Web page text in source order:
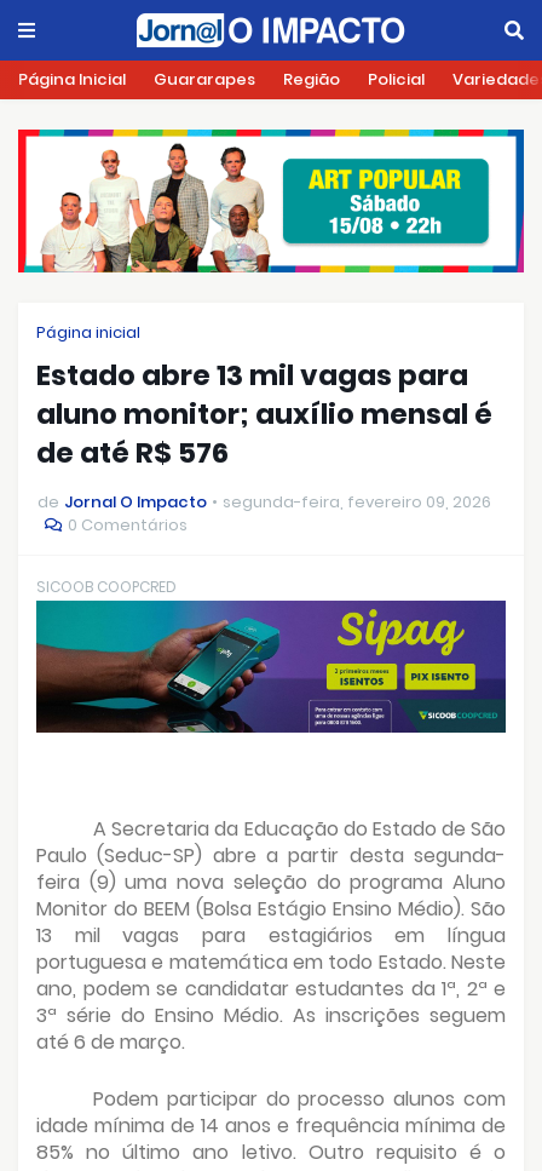
Página Inicial Guararapes Região Policial
Página inicial
Estado abre 13 mil vagas para
aluno monitor; auxílio mensal é
de até R$ 576
de Jornal O Impacto
segunda-feira, fevereiro 09, 2026
0 Comentários
SICOOB COOPCRED
A Secretaria da Educação do Estado de São
Paulo (Seduc-SP) abre a partir desta segunda-
feira (9) uma nova seleção do programa Aluno
Monitor do BEEM (Bolsa Estágio Ensino Médio). São
13 mil vagas para estagiários em língua
portuguesa e matemática em todo Estado. Neste
ano, podem se candidatar estudantes da 1ª, 2ª e
3ª série do Ensino Médio. As inscrições seguem
até 6 de março.
Podem participar do processo alunos com
idade mínima de 14 anos e frequência mínima de
85% no último ano letivo. Outro requisito é o